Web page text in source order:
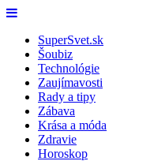
Skip
content
Menu
SuperSvet.sk
Šoubiz
Technológie
Zaujímavosti
Rady a tipy
Zábava
Krása a móda
Zdravie
Horoskop